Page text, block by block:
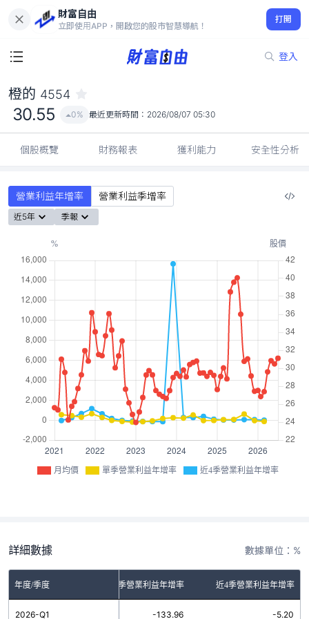
財富自由
立即使用APP，開啟您的股市智慧導航！
打開
登入
30.55
0%
橙的 4554
30.55 0% 最近更新時間： 2026/08/07 05:30
個股概覽 財務報表 獲利能力 安全性分析
營業利益年增率 營業利益季增率
近5年 季報
月均價 單季營業利益年增率 近4季營業利益年增率
詳細數據 數據單位：%
年度/季度 單季營業利益年增率 近4季營業利益年增率
2026-Q1 -133.96 -5.20